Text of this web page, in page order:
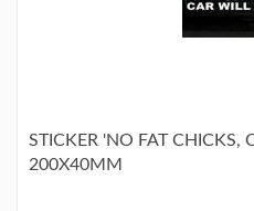
STICKER 'NO FAT CHICKS,
200X40MM